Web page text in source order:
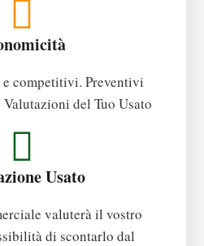
competitivi. Preventivi
del Tuo Usato
Usato
valuterà il vostro
di scontarlo dal